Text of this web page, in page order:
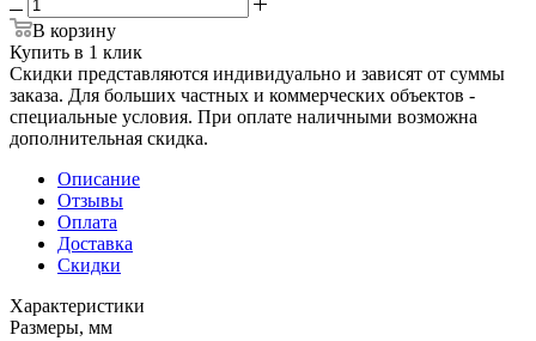
В корзину
Купить в 1 клик
Скидки представляются индивидуально и зависят от суммы
заказа. Для больших частных и коммерческих объектов -
специальные условия. При оплате наличными возможна
дополнительная скидка.
Описание
Отзывы
Оплата
Доставка
Скидки
Характеристики
Размеры, мм